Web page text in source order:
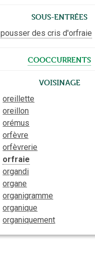
Sous-entrées
pousser des cris d'orfraie
cooccurrents
Voisinage
oreillette
oreillon
orémus
orfèvre
orfèvrerie
orfraie
organdi
organe
organigramme
organique
organiquement